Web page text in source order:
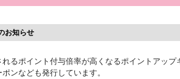
お知らせ
るポイント付与倍率が高くなるポイントアップ
ンなども発行しています。